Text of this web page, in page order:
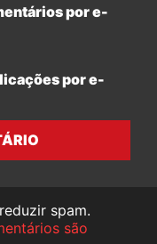
por e-
por e-
spam.
são